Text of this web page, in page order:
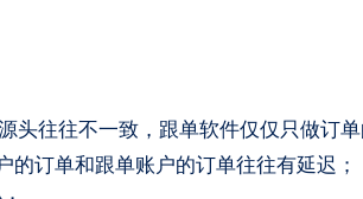
头往往不一致，跟单软件仅仅只做订单
的订单和跟单账户的订单往往有延迟；